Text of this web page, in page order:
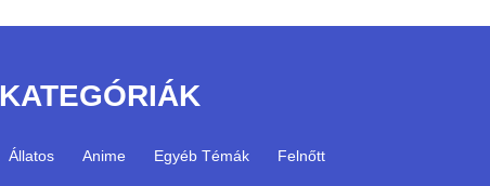
KATEGÓRIÁK
Állatos Anime Egyéb Témák Felnőtt